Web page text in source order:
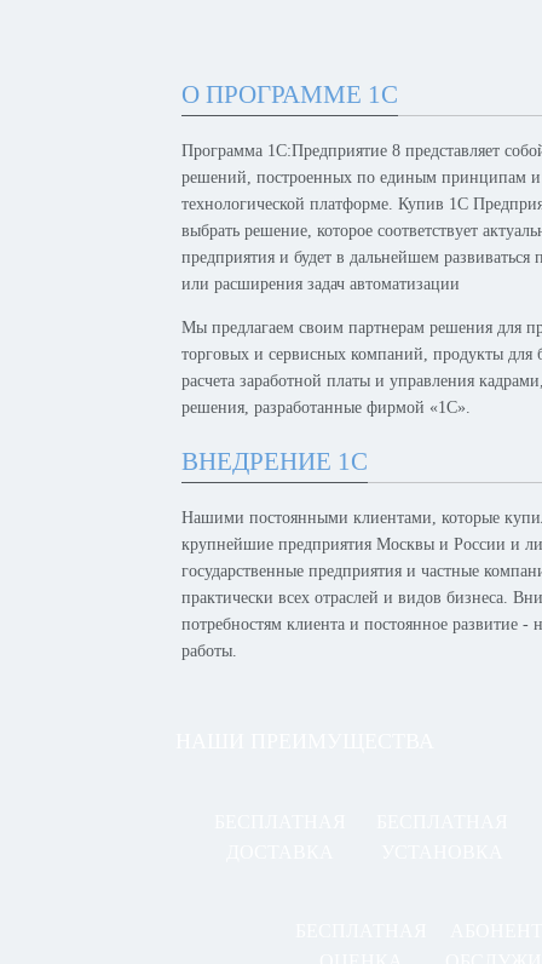
О ПРОГРАММЕ 1С
Программа 1С:Предприятие 8 представляет
решений, построенных по единым принципам
технологической платформе. Купив 1С
выбрать решение, которое соответствует
предприятия и будет в дальнейшем развиваться
или расширения задач автоматизации
Мы предлагаем своим партнерам решения для
торговых и сервисных компаний, продукты для
расчета заработной платы и управления
решения, разработанные фирмой «1С».
ВНЕДРЕНИЕ 1С
Нашими постоянными клиентами, которые
крупнейшие предприятия Москвы и России и
государственные предприятия и частные
практически всех отраслей и видов бизнеса.
потребностям клиента и постоянное развитие
работы.